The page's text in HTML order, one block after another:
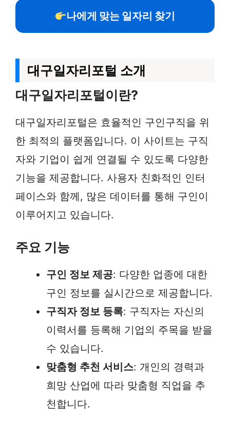
나에게 맞는 일자리 찾기
대구일자리포털 소개
대구일자리포털이란?
대구일자리포털은 효율적인 구인구직을 위
한 최적의 플랫폼입니다. 이 사이트는 구직
자와 기업이 쉽게 연결될 수 있도록 다양한
기능을 제공합니다. 사용자 친화적인 인터
페이스와 함께, 많은 데이터를 통해 구인이
이루어지고 있습니다.
주요 기능
구인 정보 제공: 다양한 업종에 대한
구인 정보를 실시간으로 제공합니다.
구직자 정보 등록: 구직자는 자신의
이력서를 등록해 기업의 주목을 받을
수 있습니다.
맞춤형 추천 서비스: 개인의 경력과
희망 산업에 따라 맞춤형 직업을 추
천합니다.